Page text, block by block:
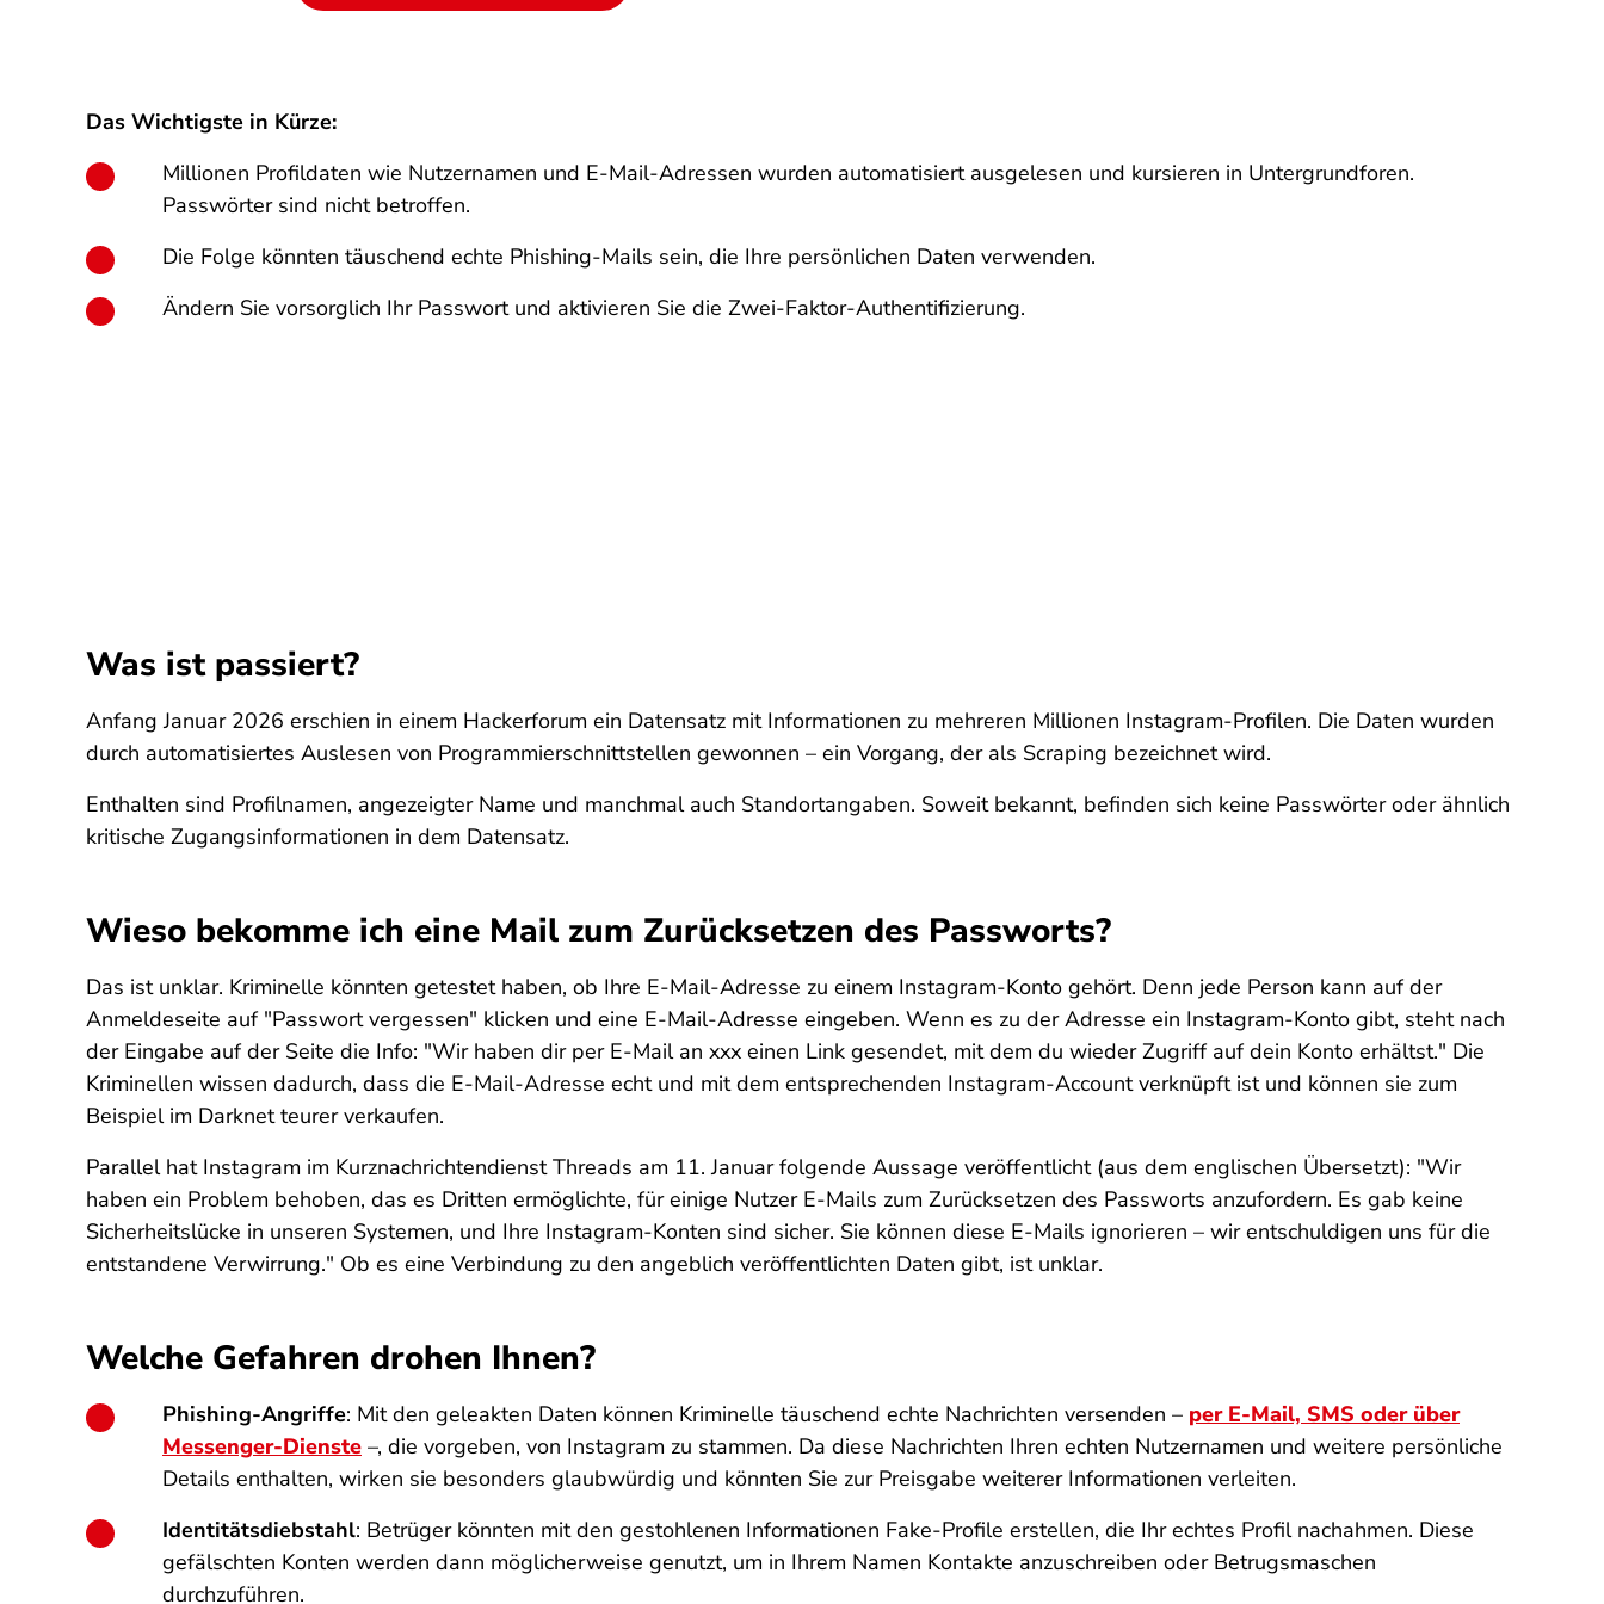
Das Wichtigste in Kürze:
Millionen Profildaten wie Nutzernamen und E-Mail-Adressen wurden automatisiert ausgelesen und kursieren in Untergrundforen.
Passwörter sind nicht betroffen.
Die Folge könnten täuschend echte Phishing-Mails sein, die Ihre persönlichen Daten verwenden.
Ändern Sie vorsorglich Ihr Passwort und aktivieren Sie die Zwei-Faktor-Authentifizierung.
Was ist passiert?
Anfang Januar 2026 erschien in einem Hackerforum ein Datensatz mit Informationen zu mehreren Millionen Instagram-Profilen. Die Daten wurden
durch automatisiertes Auslesen von Programmierschnittstellen gewonnen – ein Vorgang, der als Scraping bezeichnet wird.
Enthalten sind Profilnamen, angezeigter Name und manchmal auch Standortangaben. Soweit bekannt, befinden sich keine Passwörter oder ähnlich
kritische Zugangsinformationen in dem Datensatz.
Wieso bekomme ich eine Mail zum Zurücksetzen des Passworts?
Das ist unklar. Kriminelle könnten getestet haben, ob Ihre E-Mail-Adresse zu einem Instagram-Konto gehört. Denn jede Person kann auf der
Anmeldeseite auf "Passwort vergessen" klicken und eine E-Mail-Adresse eingeben. Wenn es zu der Adresse ein Instagram-Konto gibt, steht nach
der Eingabe auf der Seite die Info: "Wir haben dir per E-Mail an xxx einen Link gesendet, mit dem du wieder Zugriff auf dein Konto erhältst." Die
Kriminellen wissen dadurch, dass die E-Mail-Adresse echt und mit dem entsprechenden Instagram-Account verknüpft ist und können sie zum
Beispiel im Darknet teurer verkaufen.
Parallel hat Instagram im Kurznachrichtendienst Threads am 11. Januar folgende Aussage veröffentlicht (aus dem englischen Übersetzt): "Wir
haben ein Problem behoben, das es Dritten ermöglichte, für einige Nutzer E-Mails zum Zurücksetzen des Passworts anzufordern. Es gab keine
Sicherheitslücke in unseren Systemen, und Ihre Instagram-Konten sind sicher. Sie können diese E-Mails ignorieren – wir entschuldigen uns für die
entstandene Verwirrung." Ob es eine Verbindung zu den angeblich veröffentlichten Daten gibt, ist unklar.
Welche Gefahren drohen Ihnen?
Phishing-Angriffe: Mit den geleakten Daten können Kriminelle täuschend echte Nachrichten versenden – per E-Mail, SMS oder über
Messenger-Dienste –, die vorgeben, von Instagram zu stammen. Da diese Nachrichten Ihren echten Nutzernamen und weitere persönliche
Details enthalten, wirken sie besonders glaubwürdig und könnten Sie zur Preisgabe weiterer Informationen verleiten.
Identitätsdiebstahl: Betrüger könnten mit den gestohlenen Informationen Fake-Profile erstellen, die Ihr echtes Profil nachahmen. Diese
gefälschten Konten werden dann möglicherweise genutzt, um in Ihrem Namen Kontakte anzuschreiben oder Betrugsmaschen
durchzuführen.